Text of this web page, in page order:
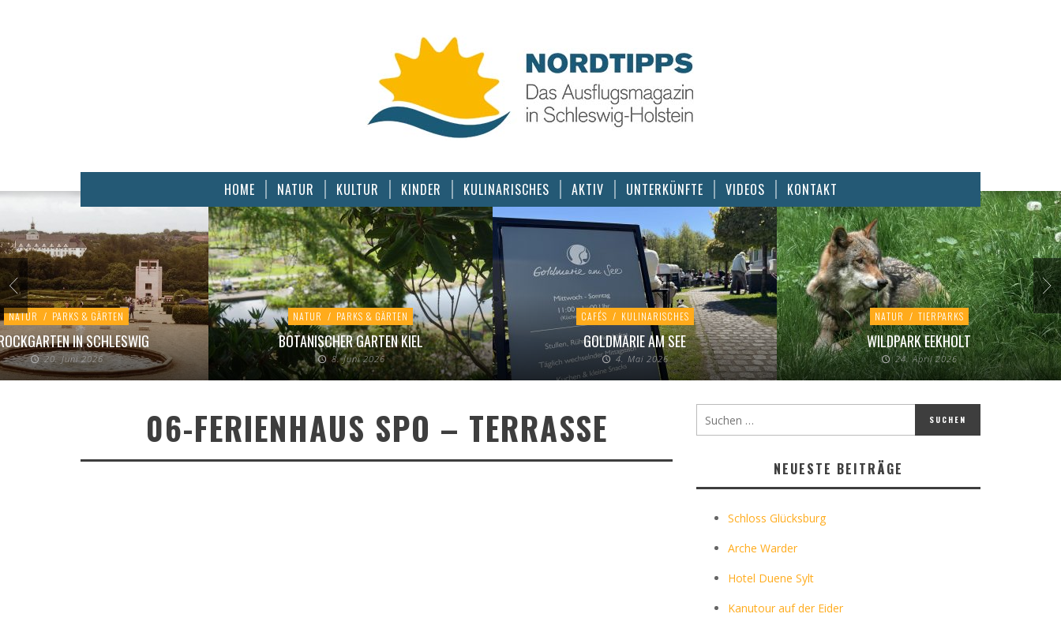
HOME NATUR KULTUR KINDER KULINARISCHES AKTIV UNTERKÜNFTE VIDEOS KONTAKT
NATUR / PARKS & GÄRTEN
IN SCHLESWIG
20. Juni 2026
NATUR / PARKS & GÄRTEN
BOTANISCHER GARTEN KIEL
8. Juni 2026
CAFÉS / KULINARISCHES
GOLDMARIE AM SEE
4. Mai 2026
NATUR / TIERPARKS
WILDPARK EEKHOLT
24. April 2026
06-FERIENHAUS SPO – TERRASSE
NEUESTE BEITRÄGE
Schloss Glücksburg
Arche Warder
Hotel Duene Sylt
Kanutour auf der Eider